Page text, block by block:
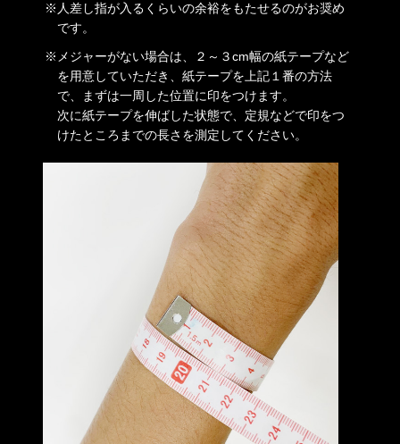
人差し指が入るくらいの余裕をもたせるのがお奨め
です。
メジャーがない場合は、２～３cm幅の紙テープなど
を用意していただき、紙テープを上記１番の方法
で、まずは一周した位置に印をつけます。
次に紙テープを伸ばした状態で、定規などで印をつ
けたところまでの長さを測定してください。